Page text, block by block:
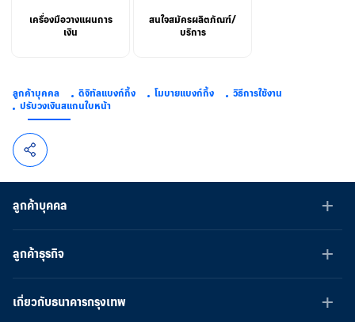
เครื่องมือวางแผนการ
เงิน
สนใจสมัครผลิตภัณฑ์/
บริการ
ลูกค้าบุคคล ดิจิทัลแบงก์กิ้ง โมบายแบงก์กิ้ง
วิธีการใช้งาน
ปรับวงเงินสแกนใบหน้า
ลูกค้าบุคคล
ลูกค้าธุรกิจ
เกี่ยวกับธนาคารกรุงเทพ